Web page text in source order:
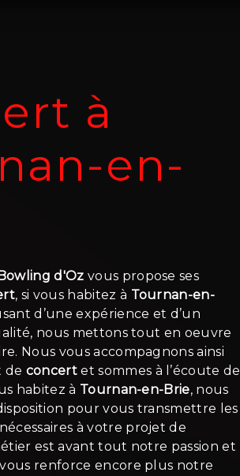
à
en-
d'Oz vous propose ses
, si vous habitez à Tournan-en-
d’une expérience et d’un
nous mettons tout en oeuvre
Nous vous accompagnons ainsi
de concertet sommes à l’écoute de
habitez à Tournan-en-Brie, nous
pour vous transmettre les
à votre projet de
est avant tout notre passion et
renforce encore plus notre